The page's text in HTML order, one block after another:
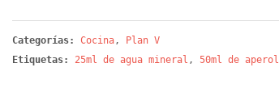
Categorías: Cocina,
Plan V
Etiquetas:
25ml de agua mineral , 50ml de aperol